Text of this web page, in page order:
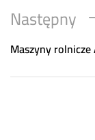
Next
Post
Następny
Maszyny